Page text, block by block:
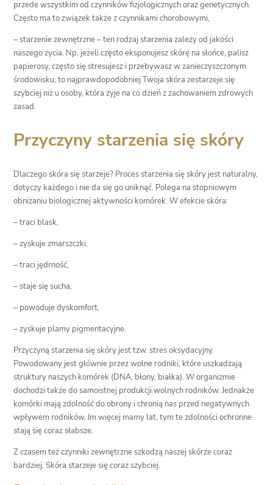
przede wszystkim od czynników fizjologicznych oraz genetycznych.
Często ma to związek także z czynnikami chorobowymi,
– starzenie zewnętrzne – ten rodzaj starzenia zależy od jakości
naszego życia. Np. jeżeli często eksponujesz skórę na słońce, palisz
papierosy, często się stresujesz i przebywasz w zanieczyszczonym
środowisku, to najprawdopodobniej Twoja skóra zestarzeje się
szybciej niż u osoby, która żyje na co dzień z zachowaniem zdrowych
zasad.
Przyczyny starzenia się skóry
Dlaczego skóra się starzeje? Proces starzenia się skóry jest naturalny,
dotyczy każdego i nie da się go uniknąć. Polega na stopniowym
obniżaniu biologicznej aktywności komórek. W efekcie skóra:
– traci blask,
– zyskuje zmarszczki,
– traci jędrność,
– staje się sucha,
– powoduje dyskomfort,
– zyskuje plamy pigmentacyjne.
Przyczyną starzenia się skóry jest tzw. stres oksydacyjny.
Powodowany jest głównie przez wolne rodniki, które uszkadzają
struktury naszych komórek (DNA, błony, białka). W organizmie
dochodzi także do samoistnej produkcji wolnych rodników. Jednakże
komórki mają zdolność do obrony i chronią nas przed negatywnych
wpływem rodników. Im więcej mamy lat, tym te zdolności ochronne
stają się coraz słabsze.
Z czasem też czynniki zewnętrzne szkodzą naszej skórze coraz
bardziej. Skóra starzeje się coraz szybciej.